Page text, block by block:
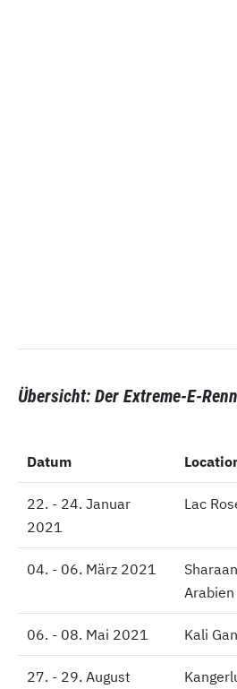
Übersicht: Der Extreme-E-
Datum
22. - 24. Januar
2021
Lac
04. - 06. März 2021
Arabien
06. - 08. Mai 2021 Kali
27. - 29. August
Datum
22. - 24. Januar
2021
04. - 06. März 2021
06. - 08. Mai 2021
27. - 29. August